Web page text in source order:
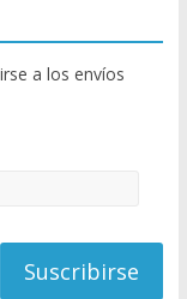
a los envíos